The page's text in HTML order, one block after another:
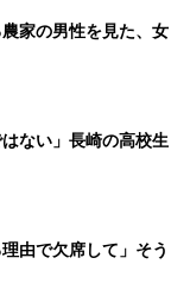
家の男性を見た、女
はない」長崎の高校生
由で欠席して」そう